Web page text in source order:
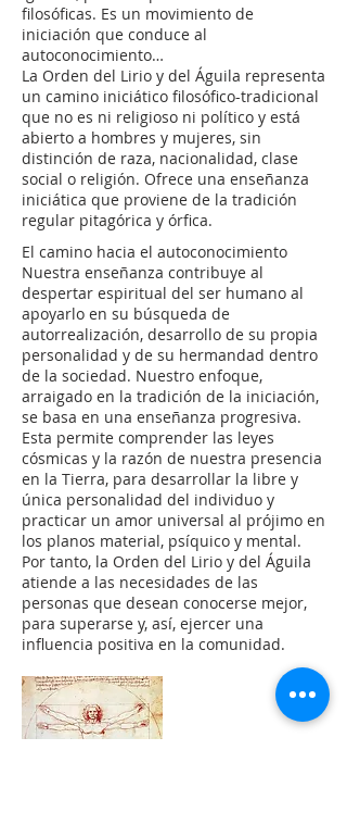
filosóficas. Es un movimiento de
iniciación que conduce al
autoconocimiento…
La Orden del Lirio y del Águila representa
un camino iniciático filosófico-tradicional
que no es ni religioso ni político y está
abierto a hombres y mujeres, sin
distinción de raza, nacionalidad, clase
social o religión. Ofrece una enseñanza
iniciática que proviene de la tradición
regular pitagórica y órfica.
El camino hacia el autoconocimiento
Nuestra enseñanza contribuye al
despertar espiritual del ser humano al
apoyarlo en su búsqueda de
autorrealización, desarrollo de su propia
personalidad y de su hermandad dentro
de la sociedad. Nuestro enfoque,
arraigado en la tradición de la iniciación,
se basa en una enseñanza progresiva.
Esta permite comprender las leyes
cósmicas y la razón de nuestra presencia
en la Tierra, para desarrollar la libre y
única personalidad del individuo y
practicar un amor universal al prójimo en
los planos material, psíquico y mental.
Por tanto, la Orden del Lirio y del Águila
atiende a las necesidades de las
personas que desean conocerse mejor,
para superarse y, así, ejercer una
influencia positiva en la comunidad.